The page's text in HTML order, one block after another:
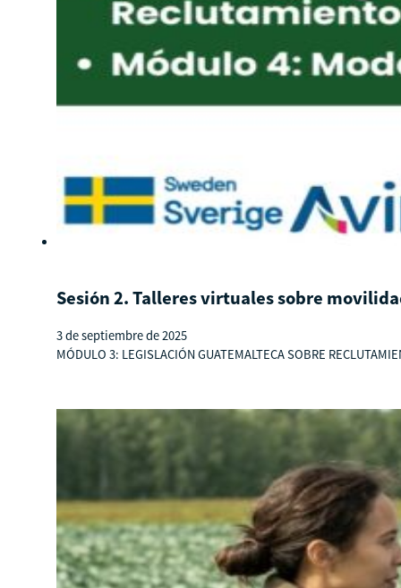
Sesión 2. Talleres virtuales sobre
3 de septiembre de 2025
MÓDULO 3: LEGISLACIÓN GUATEMALTECA SOBRE